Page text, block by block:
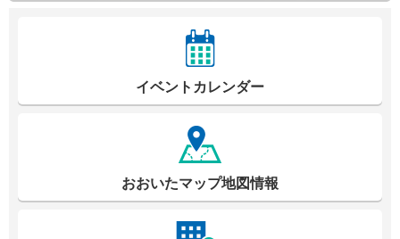
イベントカレンダー
おおいたマップ地図情報